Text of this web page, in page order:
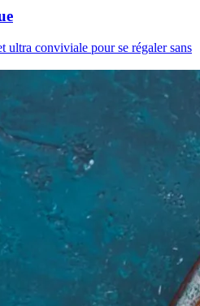
ultra conviviale pour se régaler sans